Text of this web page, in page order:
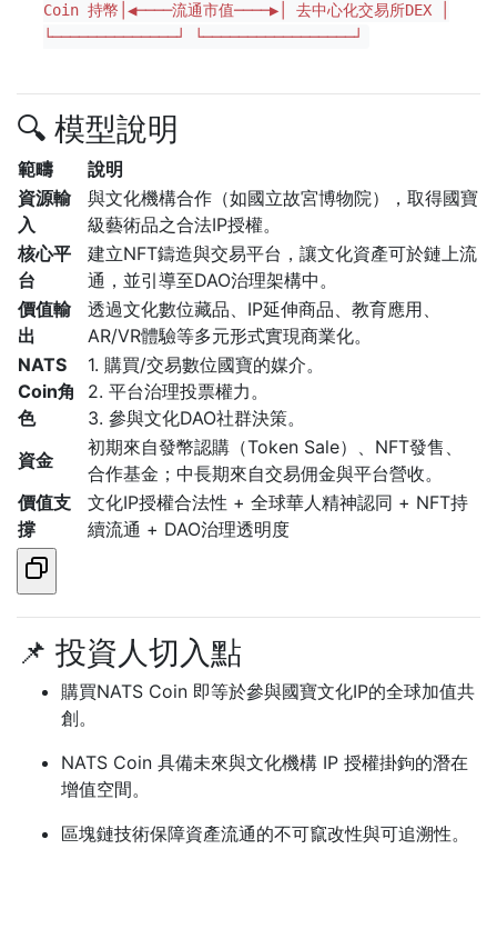
Coin 持幣│◀────流通市值────▶│ 去中心化交易所DEX │
└──────────────┘ └─────────────────┘
🔍 模型說明
範疇
說明
資源輸
入
與文化機構合作（如國立故宮博物院），取得國寶
級藝術品之合法IP授權。
核心平
台
建立NFT鑄造與交易平台，讓文化資產可於鏈上流
通，並引導至DAO治理架構中。
價值輸
出
透過文化數位藏品、IP延伸商品、教育應用、
AR/VR體驗等多元形式實現商業化。
NATS
Coin角
色
1. 購買/交易數位國寶的媒介。
2. 平台治理投票權力。
3. 參與文化DAO社群決策。
資金
初期來自發幣認購（Token Sale）、NFT發售、
合作基金；中長期來自交易佣金與平台營收。
價值支
撐
文化IP授權合法性 + 全球華人精神認同 + NFT持
續流通 + DAO治理透明度
📌 投資人切入點
購買NATS Coin 即等於參與國寶文化IP的全球加值共
創。
NATS Coin 具備未來與文化機構 IP 授權掛鉤的潛在
增值空間。
區塊鏈技術保障資產流通的不可竄改性與可追溯性。